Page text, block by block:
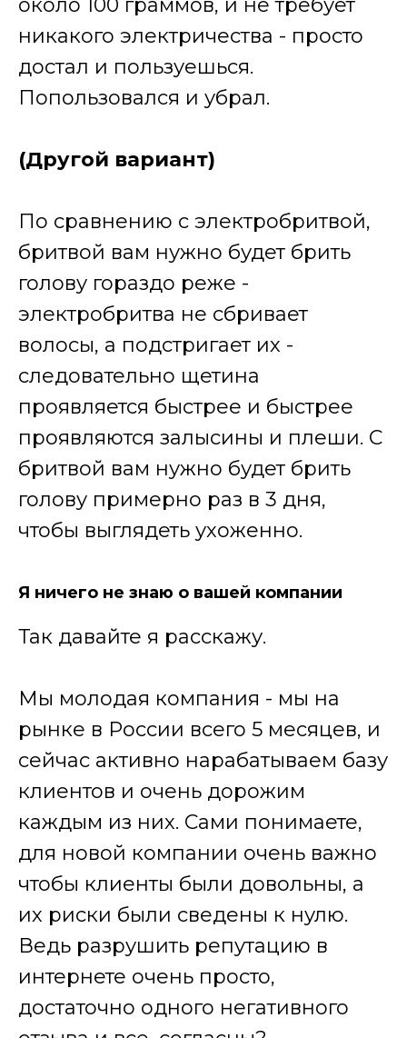
около 100 граммов, и не требует
никакого электричества - просто
достал и пользуешься.
Попользовался и убрал.
(Другой вариант)
По сравнению с электробритвой,
бритвой вам нужно будет брить
голову гораздо реже -
электробритва не сбривает
волосы, а подстригает их -
следовательно щетина
проявляется быстрее и быстрее
проявляются залысины и плеши. С
бритвой вам нужно будет брить
голову примерно раз в 3 дня,
чтобы выглядеть ухоженно.
Я ничего не знаю о вашей компании
Так давайте я расскажу.
Мы молодая компания - мы на
рынке в России всего 5 месяцев, и
сейчас активно нарабатываем базу
клиентов и очень дорожим
каждым из них. Сами понимаете,
для новой компании очень важно
чтобы клиенты были довольны, а
их риски были сведены к нулю.
Ведь разрушить репутацию в
интернете очень просто,
достаточно одного негативного